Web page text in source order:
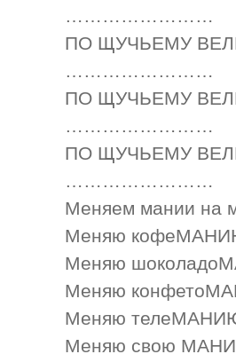
……………………
ПО ЩУЧЬЕМУ
……………………
ПО ЩУЧЬЕМУ
……………………
ПО ЩУЧЬЕМУ
……………………
Меняем мании на
Меняю кофеМАНИЮ
Меняю
Меняю
Меняю телеМАНИЮ
Меняю свою МАНИю